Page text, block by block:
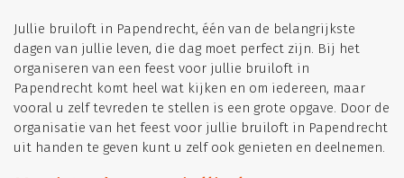
Jullie bruiloft in Papendrecht, één van de belangrijkste
dagen van jullie leven, die dag moet perfect zijn. Bij het
organiseren van een feest voor jullie bruiloft in
Papendrecht komt heel wat kijken en om iedereen, maar
vooral u zelf tevreden te stellen is een grote opgave. Door de
organisatie van het feest voor jullie bruiloft in Papendrecht
uit handen te geven kunt u zelf ook genieten en deelnemen.